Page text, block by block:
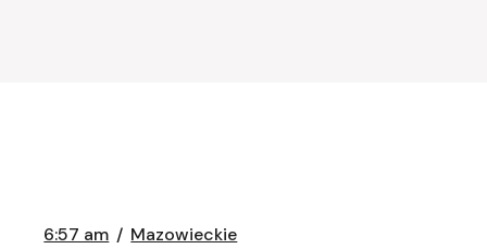
6:57 am Mazowieckie